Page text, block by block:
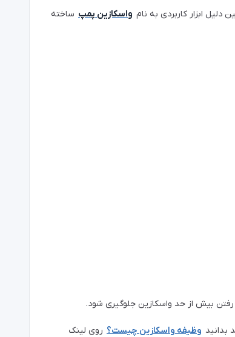
ابزار کاربردی به نام واسکازین پمپ ساخته
رفتن بیش از حد واسکازین جلوگیری شود.
بدانید وظیفه واسکازین چیست؟ روی لینک